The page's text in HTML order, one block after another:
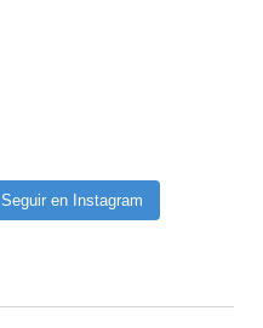
Seguir en Instagram